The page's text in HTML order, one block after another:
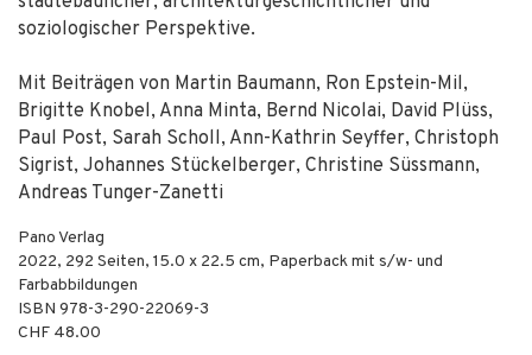
soziologischer Perspektive.
Mit Beiträgen von Martin Baumann, Ron Epstein-Mil,
Brigitte Knobel, Anna Minta, Bernd Nicolai, David Plüss,
Paul Post, Sarah Scholl, Ann-Kathrin Seyffer, Christoph
Sigrist, Johannes Stückelberger, Christine Süssmann,
Andreas Tunger-Zanetti
Pano Verlag
2022, 292 Seiten, 15.0 x 22.5 cm, Paperback mit s/w- und
Farbabbildungen
ISBN 978-3-290-22069-3
CHF 48.00